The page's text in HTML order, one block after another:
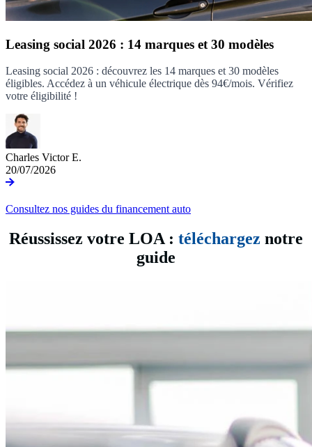
Leasing social 2026 : 14 marques et 30 modèles
Leasing social 2026 : découvrez les 14 marques et 30 modèles
éligibles. Accédez à un véhicule électrique dès 94€/mois. Vérifiez
votre éligibilité !
Charles Victor E.
20/07/2026
Consultez nos guides du financement auto
Réussissez votre LOA : téléchargez notre
guide